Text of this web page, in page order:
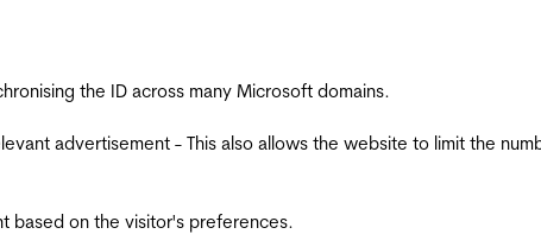
the ID across many Microsoft domains.
advertisement - This also allows the website to limit the
based on the visitor's preferences.